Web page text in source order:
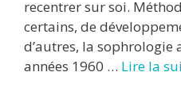
recentrer sur soi.
certains, de
d’autres, la sophrologie
années 1960 … Lire la